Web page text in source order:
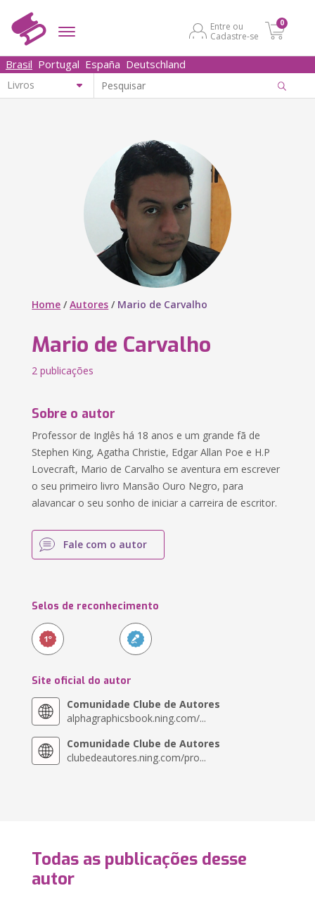
Entre ou
Cadastre-se
0
Brasil Portugal España Deutschland
Home /Autores / Mario de Carvalho
Mario de Carvalho
2 publicações
Sobre o autor
Professor de Inglês há 18 anos e um grande fã de
Stephen King, Agatha Christie, Edgar Allan Poe e H.P
Lovecraft, Mario de Carvalho se aventura em escrever
o seu primeiro livro Mansão Ouro Negro, para
alavancar o seu sonho de iniciar a carreira de escritor.
Fale com o autor
Selos de reconhecimento
Site oficial do autor
Comunidade Clube de Autores
alphagraphicsbook.ning.com/...
Comunidade Clube de Autores
clubedeautores.ning.com/pro...
Todas as publicações desse
autor